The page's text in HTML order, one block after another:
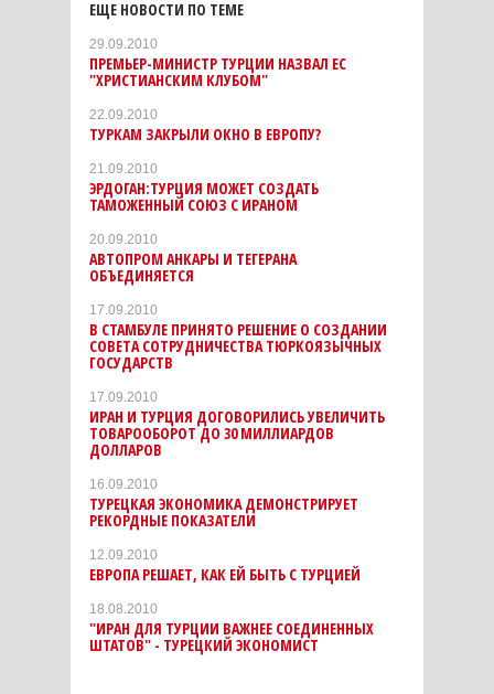
ЕЩЕ НОВОСТИ ПО ТЕМЕ
29.09.2010
ПРЕМЬЕР-МИНИСТР ТУРЦИИ НАЗВАЛ ЕС
"ХРИСТИАНСКИМ КЛУБОМ"
22.09.2010
ТУРКАМ ЗАКРЫЛИ ОКНО В ЕВРОПУ?
21.09.2010
ЭРДОГАН:ТУРЦИЯ МОЖЕТ СОЗДАТЬ
ТАМОЖЕННЫЙ СОЮЗ С ИРАНОМ
20.09.2010
АВТОПРОМ АНКАРЫ И ТЕГЕРАНА
ОБЪЕДИНЯЕТСЯ
17.09.2010
В СТАМБУЛЕ ПРИНЯТО РЕШЕНИЕ О СОЗДАНИИ
СОВЕТA СОТРУДНИЧЕСТВА ТЮРКОЯЗЫЧНЫХ
ГОСУДАРСТВ
17.09.2010
ИРАН И ТУРЦИЯ ДОГОВОРИЛИСЬ УВЕЛИЧИТЬ
ТОВАРООБОРОТ ДО 30 МИЛЛИАРДОВ
ДОЛЛАРОВ
16.09.2010
ТУРЕЦКАЯ ЭКОНОМИКА ДЕМОНСТРИРУЕТ
РЕКОРДНЫЕ ПОКАЗАТЕЛИ
12.09.2010
ЕВРОПА РЕШАЕТ, КАК ЕЙ БЫТЬ С ТУРЦИЕЙ
18.08.2010
"ИРАН ДЛЯ ТУРЦИИ ВАЖНЕЕ СОЕДИНЕННЫХ
ШТАТОВ" - ТУРЕЦКИЙ ЭКОНОМИСТ